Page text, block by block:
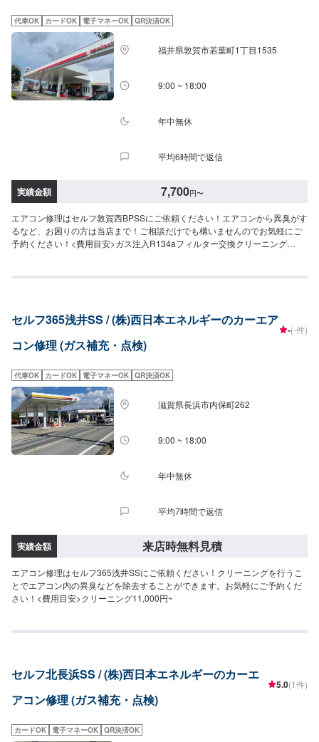
代車OK カードOK 電子マネーOK QR決済OK
福井県敦賀市若葉町1丁目1535
9:00 ~ 18:00
年中無休
平均6時間で返信
実績金額 7,700円〜
エアコン修理はセルフ敦賀西BPSSにご依頼ください！エアコンから異臭がす
るなど、お困りの方は当店まで！ご相談だけでも構いませんのでお気軽にご
予約ください！<費用目安>ガス注入R134aフィルター交換クリーニング
セルフ365浅井SS / (株)西日本エネルギーのカーエア
コン修理 (ガス補充・点検)
-(-件)
代車OK カードOK 電子マネーOK QR決済OK
滋賀県長浜市内保町262
9:00 ~ 18:00
年中無休
平均7時間で返信
実績金額 来店時無料見積
エアコン修理はセルフ365浅井SSにご依頼ください！クリーニングを行うこ
とでエアコン内の異臭などを除去することができます。お気軽にご予約くだ
さい！<費用目安>クリーニング11,000円~
セルフ北長浜SS / (株)西日本エネルギーのカーエ
アコン修理 (ガス補充・点検)
5.0(1件)
カードOK 電子マネーOK QR決済OK